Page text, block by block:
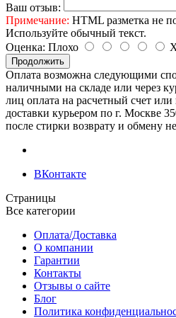
Ваш отзыв:
Примечание: HTML разметка не
Используйте обычный текст.
Оценка: Плохо
Продолжить
Оплата возможна следующими
наличными на складе или через
лиц оплата на расчетный счет
доставки курьером по г. Москве
после стирки возврату и обмену
ВКонтакте
Страницы
Все категории
Оплата/Доставка
О компании
Гарантии
Контакты
Отзывы о сайте
Блог
Политика